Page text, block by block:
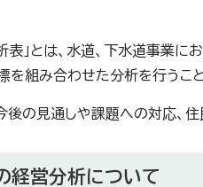
表」とは、水道、下水道事業
を組み合わせた分析を行うこ
後の見通しや課題への対応、
経営分析について